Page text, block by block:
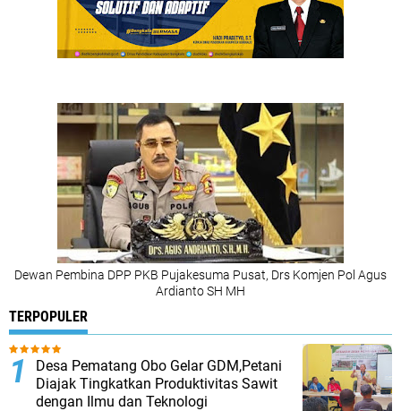
Dewan Pembina DPP PKB Pujakesuma Pusat, Drs Komjen Pol Agus
Ardianto SH MH
TERPOPULER
Desa Pematang Obo Gelar GDM,Petani
Diajak Tingkatkan Produktivitas Sawit
dengan Ilmu dan Teknologi